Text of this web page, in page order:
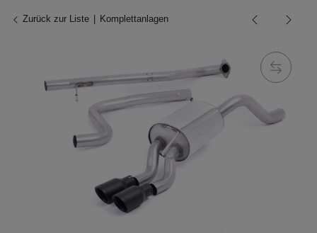
Zurück zur Liste Komplettanlagen